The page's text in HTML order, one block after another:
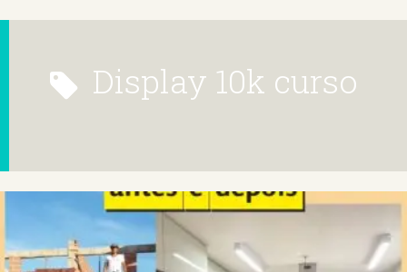
display 10k curso